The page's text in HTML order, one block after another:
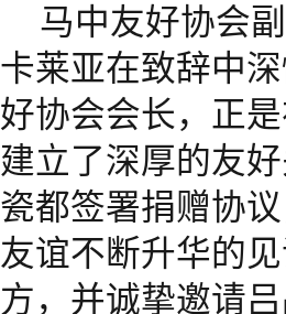
马中友好协会
卡莱亚在致辞中
好协会会长，正
建立了深厚的友
瓷都签署捐赠协
友谊不断升华的
方，并诚挚邀请